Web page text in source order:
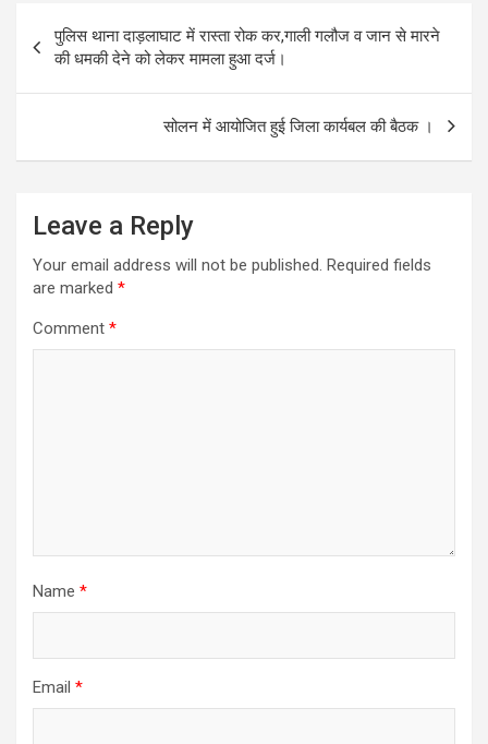
navigation
पुलिस थाना दाड़लाघाट में रास्ता रोक कर,गाली गलौज व जान से मारने
की धमकी देने को लेकर मामला हुआ दर्ज।
सोलन में आयोजित हुई जिला कार्यबल की बैठक ।
Leave a Reply
Your email address will not be published. Required fields
are marked *
Comment *
Name *
Email *